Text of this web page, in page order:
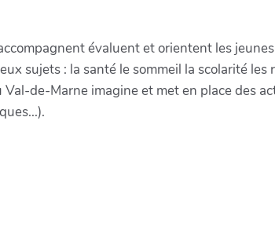
évaluent et orientent les
sujets : la santé le sommeil la scolarité les
de-Marne imagine et met en place des